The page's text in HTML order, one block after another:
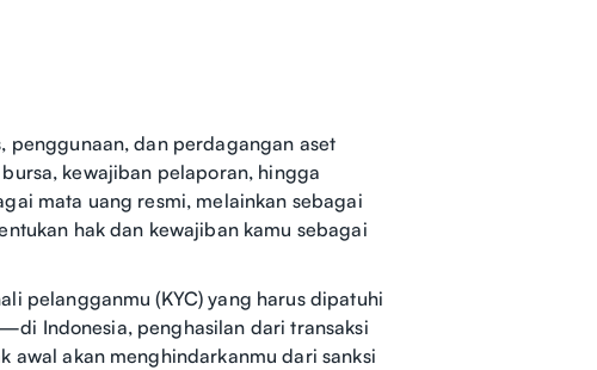
penggunaan, dan perdagangan aset
kewajiban pelaporan, hingga
mata uang resmi, melainkan sebagai
hak dan kewajiban kamu sebagai
pelangganmu (KYC) yang harus dipatuhi
Indonesia, penghasilan dari transaksi
awal akan menghindarkanmu dari sanksi